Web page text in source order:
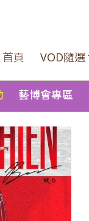
首頁 VOD隨選
藝博會專區